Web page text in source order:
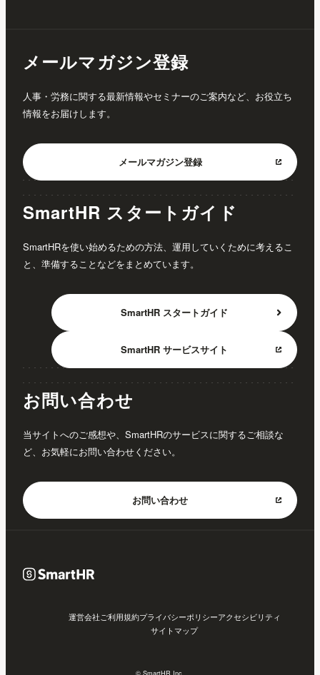
メールマガジン登録
人事・労務に関する最新情報やセミナーのご案内など、お役立ち
情報をお届けします。
メールマガジン登録
SmartHR スタートガイド
SmartHRを使い始めるための方法、運用していくために考えるこ
と、準備することなどをまとめています。
SmartHR スタートガイド
SmartHR サービスサイト
お問い合わせ
当サイトへのご感想や、SmartHRのサービスに関するご相談な
ど、お気軽にお問い合わせください。
お問い合わせ
運営会社ご利用規約プライバシーポリシーアクセシビリティ
サイトマップ
© SmartHR Inc.